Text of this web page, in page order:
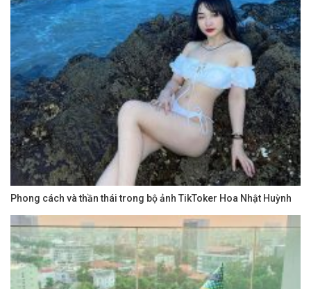
Phong cách và thần thái trong bộ ảnh TikToker Hoa Nhật Huỳnh